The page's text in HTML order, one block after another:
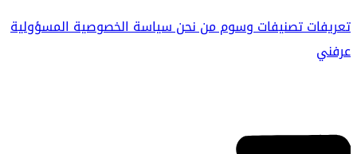
تعريفاتتصنيفاتوسوممن نحنسياسة الخصوصيةالمسؤولية
عرفني